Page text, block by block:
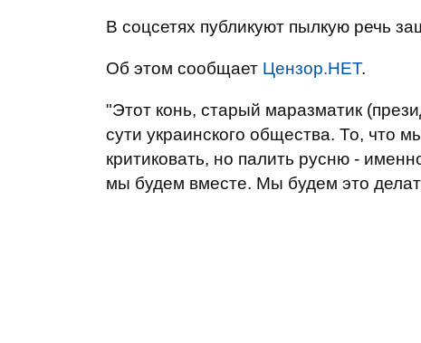
В соцсетях публикуют пылкую речь
Об этом сообщает Цензор.НЕТ.
"Этот конь, старый маразматик
сути украинского общества. То, что
критиковать, но палить русню -
мы будем вместе. Мы будем это